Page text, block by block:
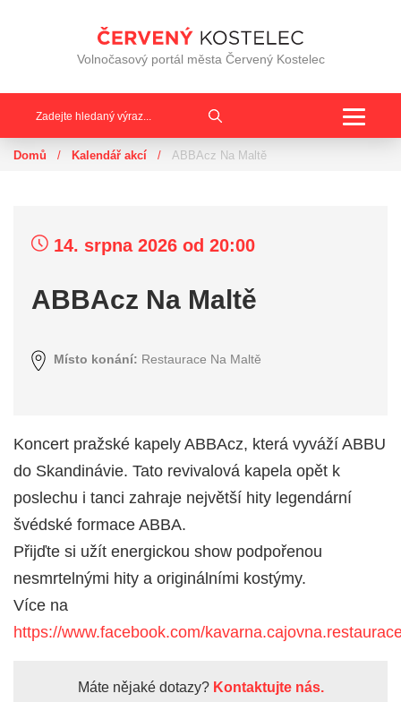
Volnočasový portál města Červený Kostelec
Domů / Kalendář akcí / ABBAcz Na Maltě
14. srpna 2026 od 20:00
ABBAcz Na Maltě
Místo konání: Restaurace Na Maltě
Koncert pražské kapely ABBAcz, která vyváží ABBU
do Skandinávie. Tato revivalová kapela opět k
poslechu i tanci zahraje největší hity legendární
švédské formace ABBA.
Přijďte si užít energickou show podpořenou
nesmrtelnými hity a originálními kostýmy.
Více na
https://www.facebook.com/
Máte nějaké dotazy?Kontaktujte nás.